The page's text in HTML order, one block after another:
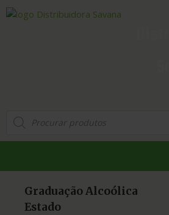
Graduação Alcoólica
Estado